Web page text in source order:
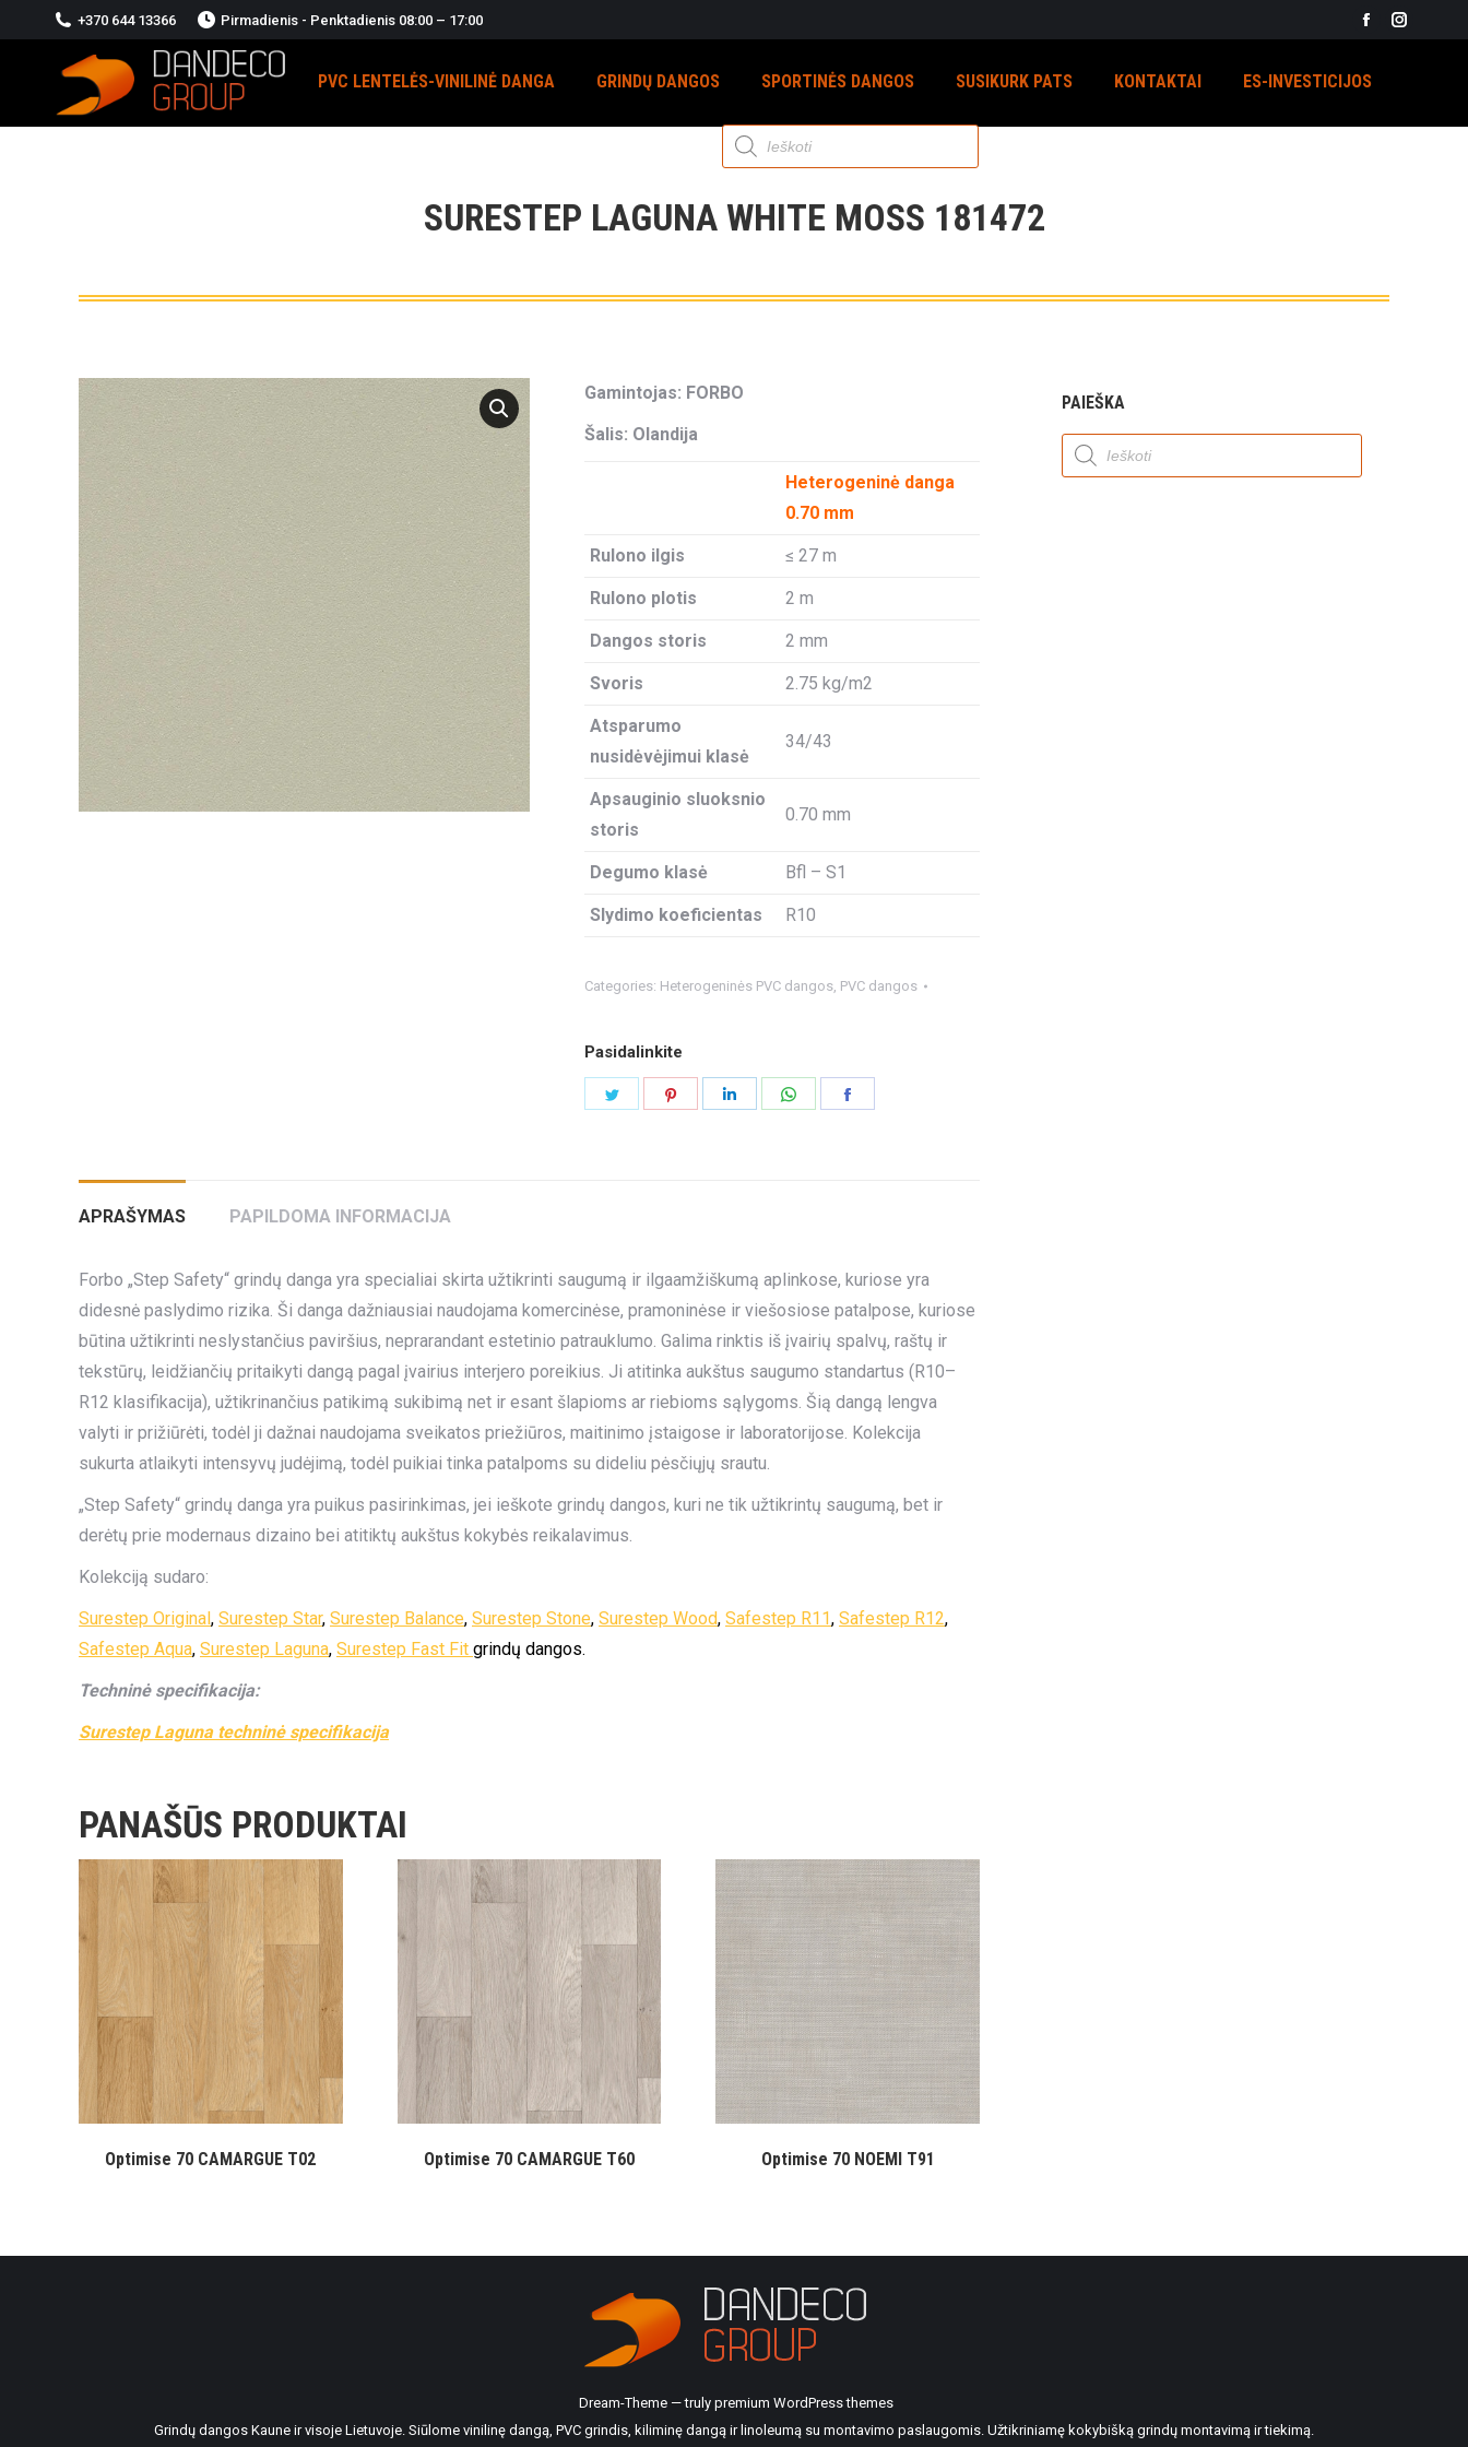
+370 644 13366 Pirmadienis - Penktadienis 08:00 – 17:00
Facebook
opens
PVC LENTELĖS-VINILINĖ DANGA GRINDŲ DANGOS SPORTINĖS DANGOS SUSIKURK PATS KONTAKTAI ES-INVESTICIJOS
Products
search
SURESTEP LAGUNA WHITE MOSS 181472
Gamintojas: FORBO
Šalis: Olandija
Heterogeninė danga
0.70 mm
Rulono ilgis ≤ 27 m
Rulono plotis 2 m
Dangos storis 2 mm
Svoris 2.75 kg/m2
Atsparumo
nusidėvėjimui klasė
34/43
Apsauginio sluoksnio
storis
0.70 mm
Degumo klasė Bfl – S1
Slydimo koeficientas R10
Categories: Heterogeninės PVC dangos, PVC dangos
Pasidalinkite
Share
Share
APRAŠYMAS PAPILDOMA INFORMACIJA
Forbo „Step Safety“ grindų danga yra specialiai skirta užtikrinti saugumą ir ilgaamžiškumą aplinkose, kuriose yra
didesnė paslydimo rizika. Ši danga dažniausiai naudojama komercinėse, pramoninėse ir viešosiose patalpose, kuriose
būtina užtikrinti neslystančius paviršius, neprarandant estetinio patrauklumo. Galima rinktis iš įvairių spalvų, raštų ir
tekstūrų, leidžiančių pritaikyti dangą pagal įvairius interjero poreikius. Ji atitinka aukštus saugumo standartus (R10–
R12 klasifikacija), užtikrinančius patikimą sukibimą net ir esant šlapioms ar riebioms sąlygoms. Šią dangą lengva
valyti ir prižiūrėti, todėl ji dažnai naudojama sveikatos priežiūros, maitinimo įstaigose ir laboratorijose. Kolekcija
sukurta atlaikyti intensyvų judėjimą, todėl puikiai tinka patalpoms su dideliu pėsčiųjų srautu.
„Step Safety“ grindų danga yra puikus pasirinkimas, jei ieškote grindų dangos, kuri ne tik užtikrintų saugumą, bet ir
derėtų prie modernaus dizaino bei atitiktų aukštus kokybės reikalavimus.
Kolekciją sudaro:
Surestep Original, Surestep Star, Surestep Balance, Surestep Stone, Surestep Wood, Safestep R11, Safestep R12,
Safestep Aqua, Surestep Laguna, Surestep Fast Fit grindų dangos.
Techninė specifikacija:
Surestep Laguna techninė specifikacija
PANAŠŪS PRODUKTAI
Optimise 70 CAMARGUE T02 Optimise 70 CAMARGUE T60 Optimise 70 NOEMI T91
PAIEŠKA
Products
search
Dream-Theme — truly premium WordPress themes
Grindų dangos Kaune ir visoje Lietuvoje. Siūlome vinilinę dangą, PVC grindis, kiliminę dangą ir linoleumą su montavimo paslaugomis. Užtikriniamę kokybišką grindų montavimą ir tiekimą.